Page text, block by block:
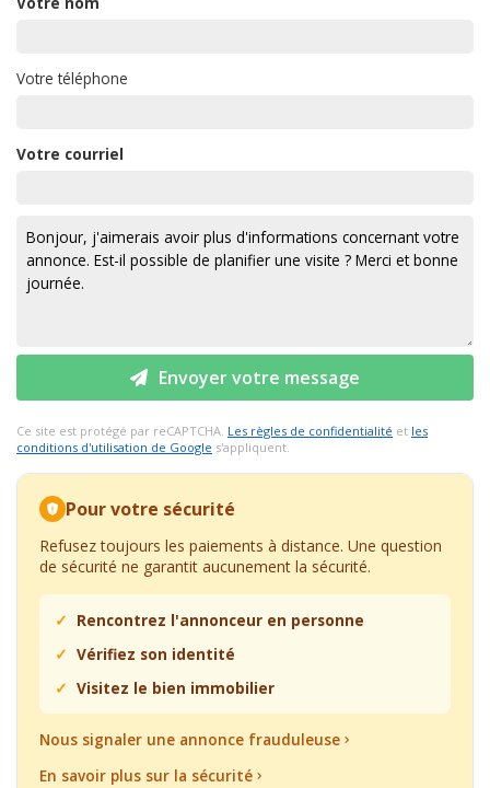
Votre téléphone
Votre courriel
Envoyer votre message
Ce site est protégé par reCAPTCHA. Les règles de confidentialité et les
conditions d'utilisation de Google s'appliquent.
Pour votre sécurité
Refusez toujours les paiements à distance. Une question
de sécurité ne garantit aucunement la sécurité.
Rencontrez l'annonceur en personne
Vérifiez son identité
Visitez le bien immobilier
Nous signaler une annonce frauduleuse
En savoir plus sur la sécurité